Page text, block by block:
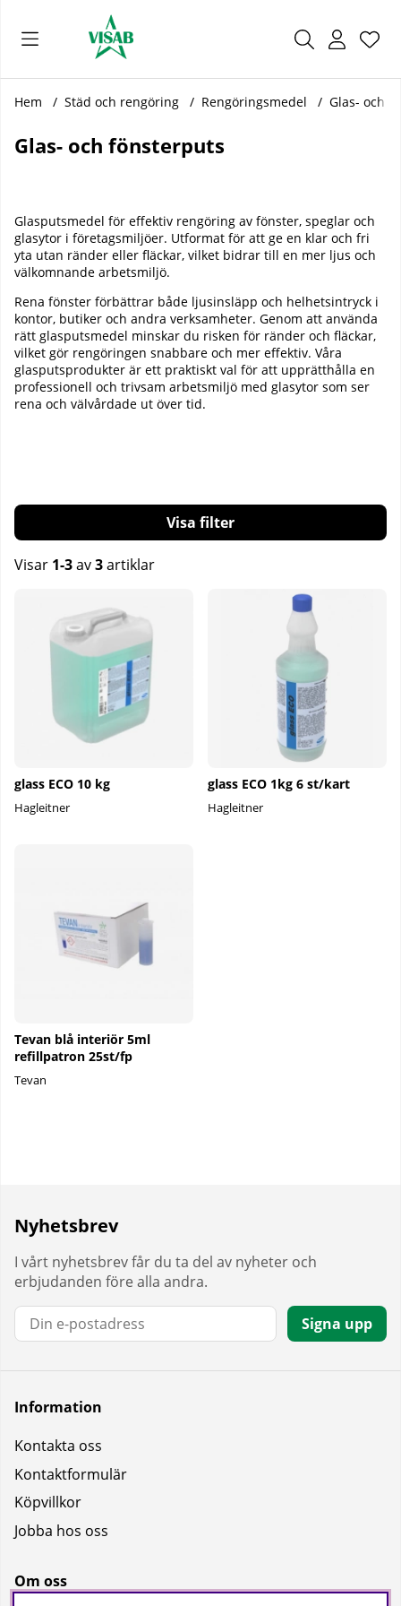
.
Hem Städ och rengöring Rengöringsmedel Glas- och
Glas- och fönsterputs
Glasputsmedel för effektiv rengöring av fönster, speglar och
glasytor i företagsmiljöer. Utformat för att ge en klar och fri
yta utan ränder eller fläckar, vilket bidrar till en mer ljus och
välkomnande arbetsmiljö.
Rena fönster förbättrar både ljusinsläpp och helhetsintryck i
kontor, butiker och andra verksamheter. Genom att använda
rätt glasputsmedel minskar du risken för ränder och fläckar,
vilket gör rengöringen snabbare och mer effektiv. Våra
glasputsprodukter är ett praktiskt val för att upprätthålla en
professionell och trivsam arbetsmiljö med glasytor som ser
rena och välvårdade ut över tid.
Filtrera
Visar 1-3av3artiklar
glass ECO 10 kg
Hagleitner
glass ECO 1kg 6 st/kart
Hagleitner
Tevan blå interiör 5ml
refillpatron 25st/fp
Tevan
Nyhetsbrev
I vårt nyhetsbrev får du ta del av nyheter och
erbjudanden före alla andra.
E-post:
Signa upp
Information
Kontakta oss
Kontaktformulär
Köpvillkor
Jobba hos oss
Om oss